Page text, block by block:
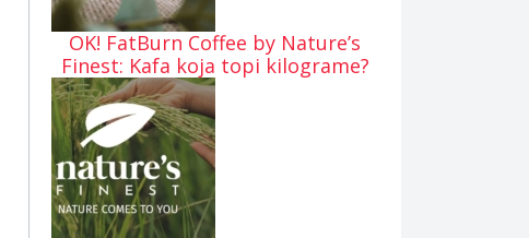
OK! FatBurn Coffee by Nature’s
Finest: Kafa koja topi kilograme?